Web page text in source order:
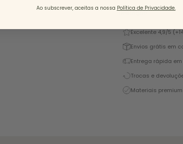
Descrição
Excelente 4,9/5
Envios grátis em
Entrega rápida
Trocas e
Materiais
Ao subscrever, aceitas a nossa Política de Privacidade.